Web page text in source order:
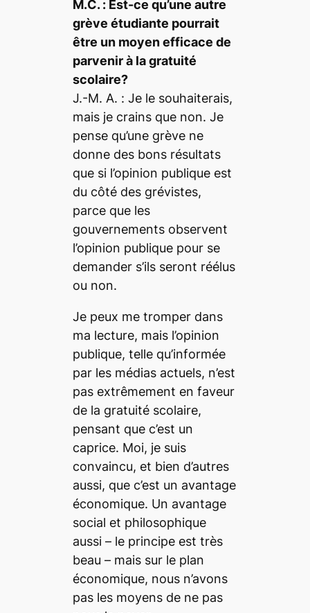
M.C. :Est-ce qu’une autre
grève étudiante pourrait
être un moyen efficace de
parvenir à la gratuité
scolaire?
J.-M. A. : Je le souhaiterais,
mais je crains que non. Je
pense qu’une grève ne
donne des bons résultats
que si l’opinion publique est
du côté des grévistes,
parce que les
gouvernements observent
l’opinion publique pour se
demander s’ils seront réélus
ou non.
Je peux me tromper dans
ma lecture, mais l’opinion
publique, telle qu’informée
par les médias actuels, n’est
pas extrêmement en faveur
de la gratuité scolaire,
pensant que c’est un
caprice. Moi, je suis
convaincu, et bien d’autres
aussi, que c’est un avantage
économique. Un avantage
social et philosophique
aussi – le principe est très
beau – mais sur le plan
économique, nous n’avons
pas les moyens de ne pas